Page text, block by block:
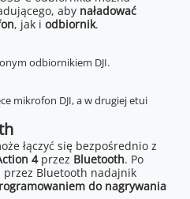
aby naładować
, jak i odbiornik.
łączyć się bezpośrednio z
4 przez Bluetooth. Po
przez Bluetooth nadajnik
do nagrywania